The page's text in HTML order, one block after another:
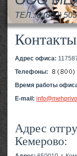
ТЕЛ.:8 (800)
Контакты
Адрес офиса:
Телефоны:
Время работы
E-mail:
Адрес
Кемерово: